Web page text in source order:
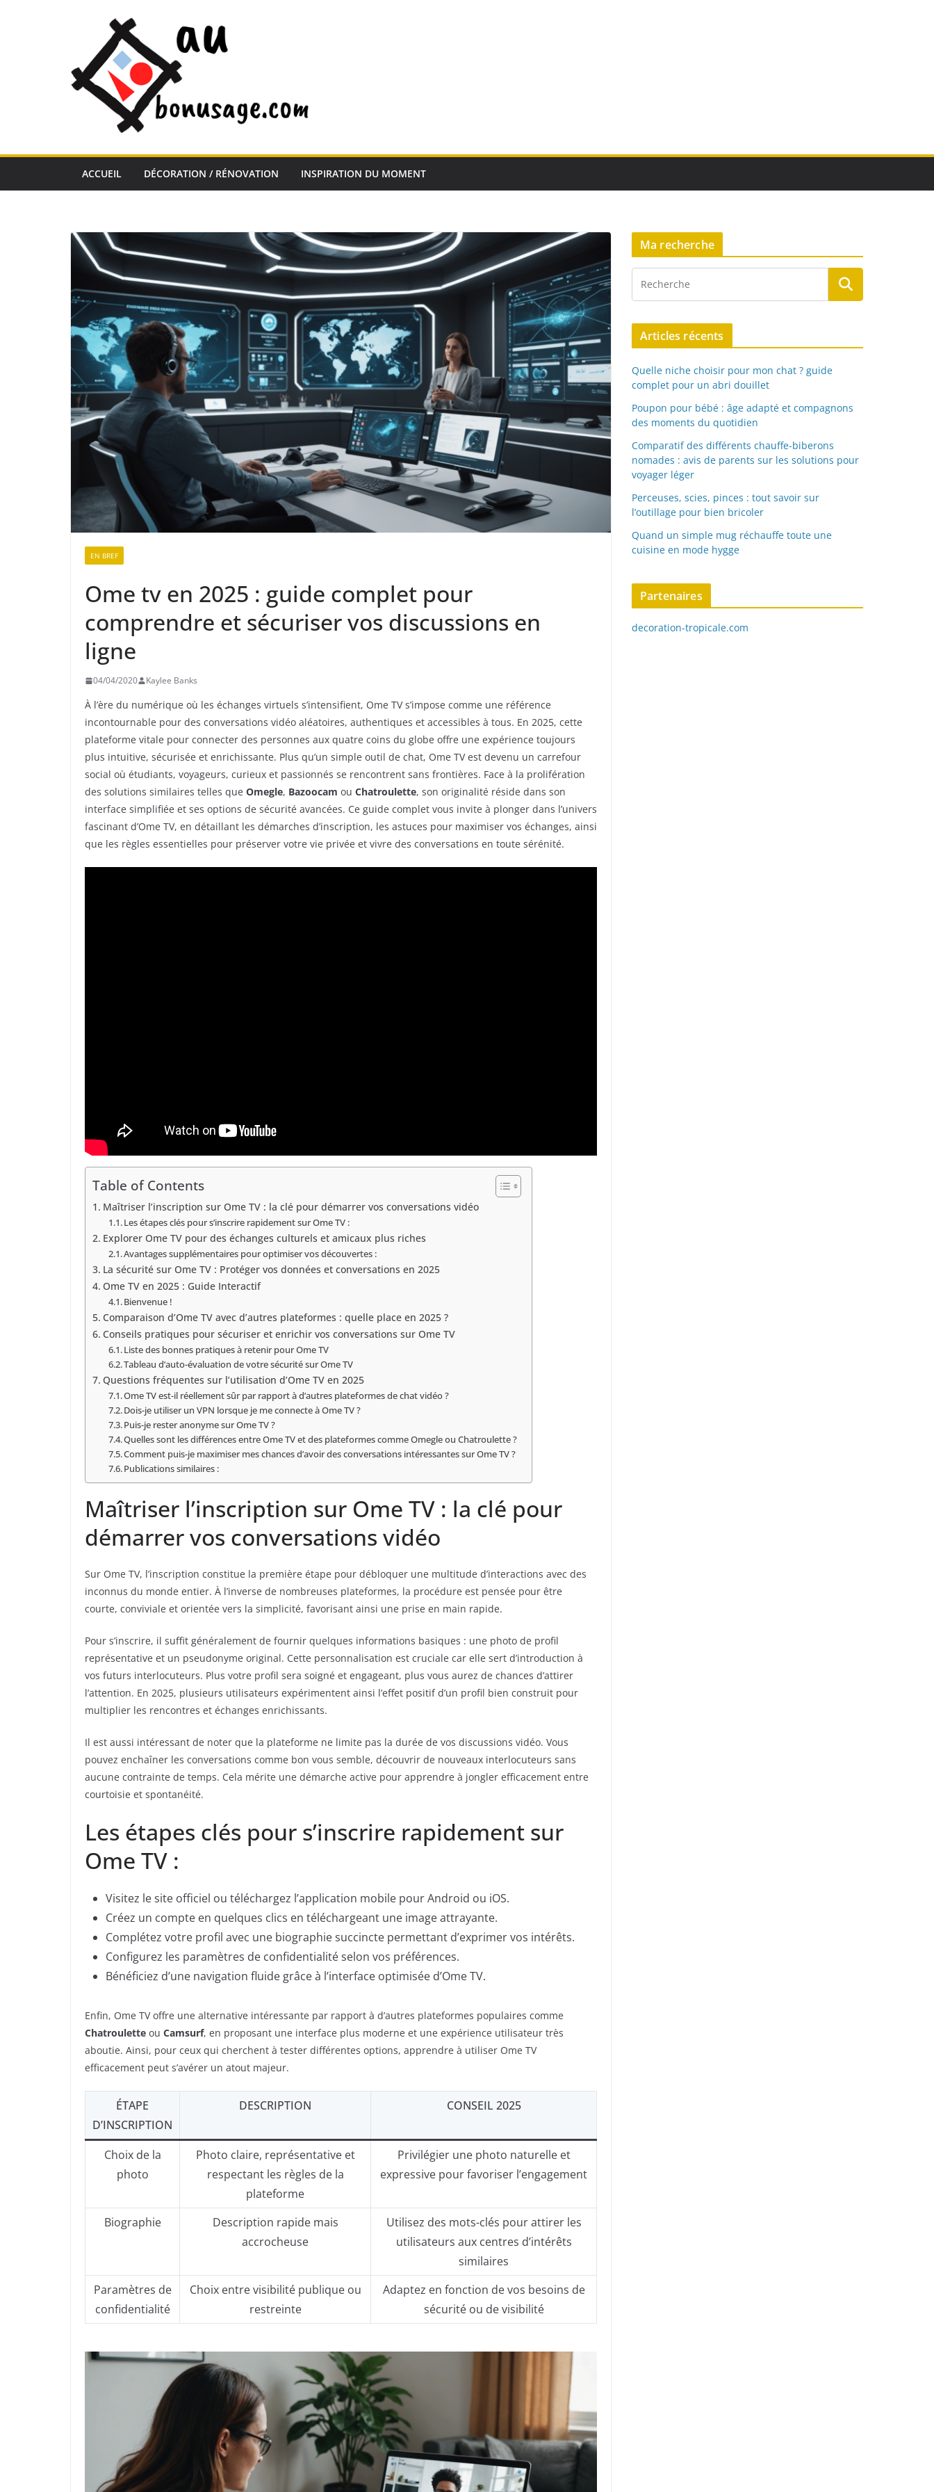
ACCUEIL DÉCORATION / RÉNOVATION INSPIRATION DU MOMENT
EN BREF
Ome tv en 2025 : guide complet pour
comprendre et sécuriser vos discussions en
ligne
04/04/2020 Kaylee Banks
À l’ère du numérique où les échanges virtuels s’intensifient, Ome TV s’impose comme une référence
incontournable pour des conversations vidéo aléatoires, authentiques et accessibles à tous. En 2025, cette
plateforme vitale pour connecter des personnes aux quatre coins du globe offre une expérience toujours
plus intuitive, sécurisée et enrichissante. Plus qu’un simple outil de chat, Ome TV est devenu un carrefour
social où étudiants, voyageurs, curieux et passionnés se rencontrent sans frontières. Face à la prolifération
des solutions similaires telles que Omegle, Bazoocam ou Chatroulette, son originalité réside dans son
interface simplifiée et ses options de sécurité avancées. Ce guide complet vous invite à plonger dans l’univers
fascinant d’Ome TV, en détaillant les démarches d’inscription, les astuces pour maximiser vos échanges, ainsi
que les règles essentielles pour préserver votre vie privée et vivre des conversations en toute sérénité.
Table of Contents
Maîtriser l’inscription sur Ome TV : la clé pour démarrer vos conversations vidéo
Les étapes clés pour s’inscrire rapidement sur Ome TV :
Explorer Ome TV pour des échanges culturels et amicaux plus riches
Avantages supplémentaires pour optimiser vos découvertes :
La sécurité sur Ome TV : Protéger vos données et conversations en 2025
Ome TV en 2025 : Guide Interactif
Bienvenue !
Comparaison d’Ome TV avec d’autres plateformes : quelle place en 2025 ?
Conseils pratiques pour sécuriser et enrichir vos conversations sur Ome TV
Liste des bonnes pratiques à retenir pour Ome TV
Tableau d’auto-évaluation de votre sécurité sur Ome TV
Questions fréquentes sur l’utilisation d’Ome TV en 2025
Ome TV est-il réellement sûr par rapport à d’autres plateformes de chat vidéo ?
Dois-je utiliser un VPN lorsque je me connecte à Ome TV ?
Puis-je rester anonyme sur Ome TV ?
Quelles sont les différences entre Ome TV et des plateformes comme Omegle ou Chatroulette ?
Comment puis-je maximiser mes chances d’avoir des conversations intéressantes sur Ome TV ?
Publications similaires :
Maîtriser l’inscription sur Ome TV : la clé pour
démarrer vos conversations vidéo
Sur Ome TV, l’inscription constitue la première étape pour débloquer une multitude d’interactions avec des
inconnus du monde entier. À l’inverse de nombreuses plateformes, la procédure est pensée pour être
courte, conviviale et orientée vers la simplicité, favorisant ainsi une prise en main rapide.
Pour s’inscrire, il suffit généralement de fournir quelques informations basiques : une photo de profil
représentative et un pseudonyme original. Cette personnalisation est cruciale car elle sert d’introduction à
vos futurs interlocuteurs. Plus votre profil sera soigné et engageant, plus vous aurez de chances d’attirer
l’attention. En 2025, plusieurs utilisateurs expérimentent ainsi l’effet positif d’un profil bien construit pour
multiplier les rencontres et échanges enrichissants.
Il est aussi intéressant de noter que la plateforme ne limite pas la durée de vos discussions vidéo. Vous
pouvez enchaîner les conversations comme bon vous semble, découvrir de nouveaux interlocuteurs sans
aucune contrainte de temps. Cela mérite une démarche active pour apprendre à jongler efficacement entre
courtoisie et spontanéité.
Les étapes clés pour s’inscrire rapidement sur
Ome TV :
Visitez le site officiel ou téléchargez l’application mobile pour Android ou iOS.
Créez un compte en quelques clics en téléchargeant une image attrayante.
Complétez votre profil avec une biographie succincte permettant d’exprimer vos intérêts.
Configurez les paramètres de confidentialité selon vos préférences.
Bénéficiez d’une navigation fluide grâce à l’interface optimisée d’Ome TV.
Enfin, Ome TV offre une alternative intéressante par rapport à d’autres plateformes populaires comme
Chatroulette ou Camsurf, en proposant une interface plus moderne et une expérience utilisateur très
aboutie. Ainsi, pour ceux qui cherchent à tester différentes options, apprendre à utiliser Ome TV
efficacement peut s’avérer un atout majeur.
ÉTAPE
D’INSCRIPTION
DESCRIPTION CONSEIL 2025
Choix de la
photo
Photo claire, représentative et
respectant les règles de la
plateforme
Privilégier une photo naturelle et
expressive pour favoriser l’engagement
Biographie
Description rapide mais
accrocheuse
Utilisez des mots-clés pour attirer les
utilisateurs aux centres d’intérêts
similaires
Paramètres de
confidentialité
Choix entre visibilité publique ou
restreinte
Adaptez en fonction de vos besoins de
sécurité ou de visibilité
Ma recherche
Articles récents
Quelle niche choisir pour mon chat ? guide
complet pour un abri douillet
Poupon pour bébé : âge adapté et compagnons
des moments du quotidien
Comparatif des différents chauffe-biberons
nomades : avis de parents sur les solutions pour
voyager léger
Perceuses, scies, pinces : tout savoir sur
l’outillage pour bien bricoler
Quand un simple mug réchauffe toute une
cuisine en mode hygge
Partenaires
decoration-tropicale.com